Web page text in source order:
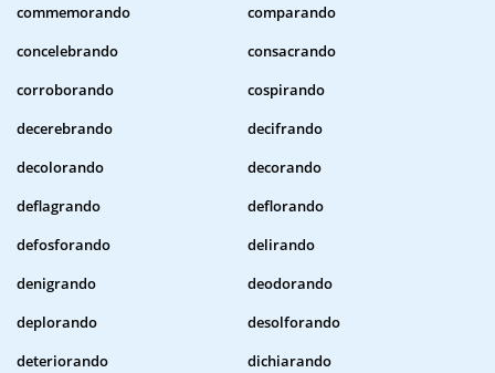
commemorando
comparando
concelebrando
consacrando
corroborando
cospirando
decerebrando
decifrando
decolorando
decorando
deflagrando
deflorando
defosforando
delirando
denigrando
deodorando
deplorando
desolforando
deteriorando
dichiarando